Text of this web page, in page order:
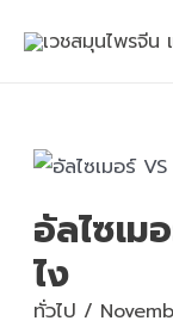
อัลไซเ
ไง
ทั่วไป /
navigation